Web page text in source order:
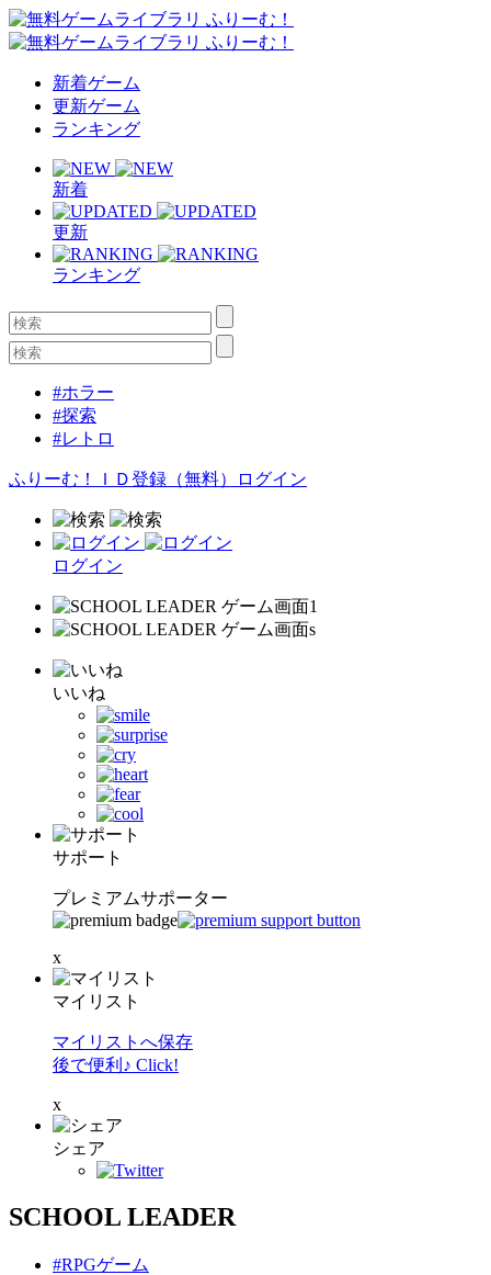
新着ゲーム
更新ゲーム
ランキング
新着
更新
ランキング
#ホラー
#探索
#レトロ
ふりーむ！ＩＤ登録（無料） ログイン
ログイン
いいね
サポート
プレミアムサポーター
x
マイリスト
マイリストへ保存
後で便利♪ Click!
x
シェア
SCHOOL LEADER
#RPGゲーム